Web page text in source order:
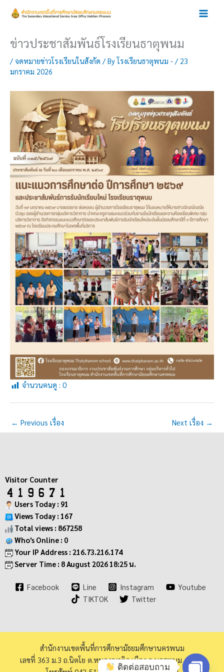
ข่าวประชาสัมพันธ์โรงเรียนธาตุพนม
/จดหมายข่าวโรงเรียนในสังกัด / Byโรงเรียนธาตุพนม - / 23
มกราคม 2026
จำนวนคนดู : 0
← Previous เรื่อง Next เรื่อง →
Visitor Counter
Users Today : 91
Views Today : 167
Total views : 867258
Who's Online : 0
Your IP Address : 216.73.216.174
Server Time : 8 August 2026 18:25 น.
Facebook Line Instagram
Youtube
TIKTOK
Twitter
สำนักงานเขตพื้นที่การศึกษามัธยมศึกษานครพนม
เลขที่ 363 ม.3 ถ.นิตโย ต.หนองญาติอ.เมือง จ.นครพนม 48000
ติดต่อสอบถาม